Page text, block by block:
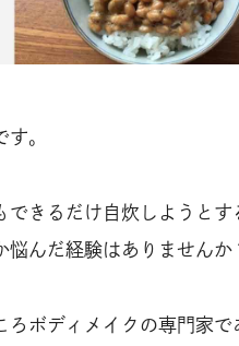
。
きるだけ自炊しようとす
んだ経験はありませんか
ボディメイクの専門家で